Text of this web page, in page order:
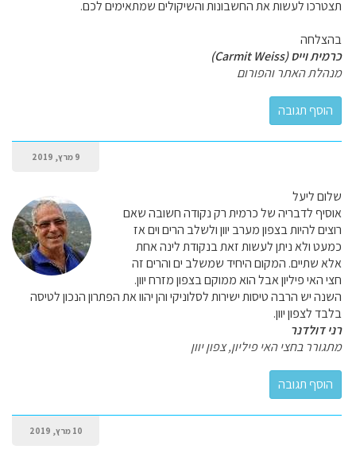
תצטרכו לעשות את החשבונות והשיקולים שמתאימים לכם.
בהצלחה
כרמית וייס (Carmit Weiss)
מנהלת האתר והפורום
9 מרץ, 2019
שלום ליעל
אוסיף לדבריה של כרמית רק נקודה חשובה שאם
רוצים להיות בצפון מערב יוון ולשלב הרים וים אז
כמעט ולא ניתן לעשות זאת בנקודת לינה אחת
אלא שתיים. המקום היחיד שמשלב ים והרים זה
חצי האי פיליון אבל הוא ממוקם בצפון מזרח יוון.
השנה יש הרבה טיסות ישירות לסלוניקי והן יהוו את הפתרון הנכון לטיסה
בלבד לצפון יוון.
רני דולדנר
מתגורר בחצי האי פיליון, צפון יוון
10 מרץ, 2019